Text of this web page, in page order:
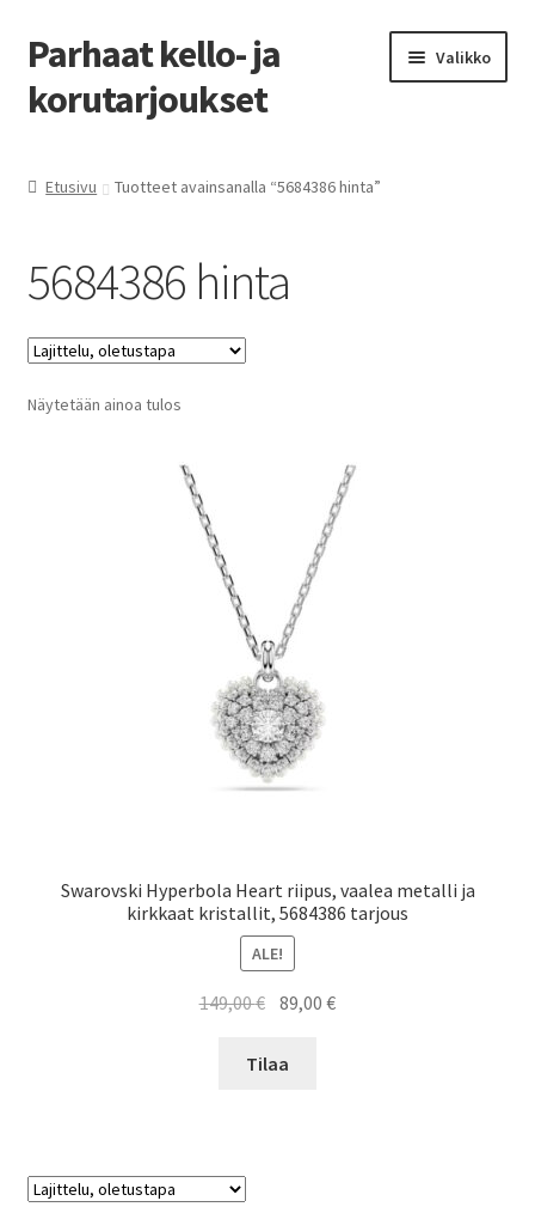
Siirry
navigointiin
Siirry
sisältöön
Parhaat kello- ja
korutarjoukset
Valikko
Etusivu Tuotteet avainsanalla “5684386 hinta”
5684386 hinta
Näytetään ainoa tulos
Swarovski Hyperbola Heart riipus, vaalea metalli ja
kirkkaat kristallit, 5684386 tarjous
ALE!
149,00€ Alkuperäinen
oli:
89,00€Nykyinen
Tilaa